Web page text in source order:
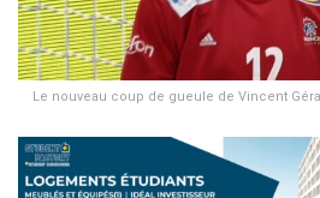
Le nouveau coup de gueule de Vincent